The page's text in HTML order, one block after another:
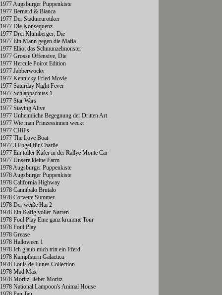
1977 Augsburger Puppenkiste
1977 Bernard & Bianca
1977 Der Stadtneurotiker
1977 Die Konsequenz
1977 Drei Klumberger, Die
1977 Ein Mann gegen die Mafia
1977 Elliot das Schmunzelmonster
1977 Grosse Offensive, Die
1977 Hercule Poirot Edition
1977 Jabberwocky
1977 Kentucky Fried Movie
1977 Saturday Night Fever
1977 Schlappschuss 1
1977 Star Wars
1977 Staying Alive
1977 Unheimliche Begegnung der Dritten Art
1977 Wie man Prinzessinnen weckt
1977 CHiPs
1977 The Love Boat
1977 3 Engel für Charlie
1977 Ein toller Käfer in der Rallye Monte Car
1977 Unsere kleine Farm
1978 Augsburger Puppenkiste
1978 Augsburger Puppenkiste
1978 California Highway
1978 Cannibalo Brutalo
1978 Corvette Summer
1978 Der weiße Hai 2
1978 Ein Käfig voller Narren
1978 Foul Play Eine ganz krumme Tour
1978 Foul Play
1978 Grease
1978 Halloween 1
1978 Ich glaub mich tritt ein Pferd
1978 Kampfstern Galactica
1978 Louis de Funes Collection
1978 Mad Max
1978 Moritz, lieber Moritz
1978 National Lampoon's Animal House